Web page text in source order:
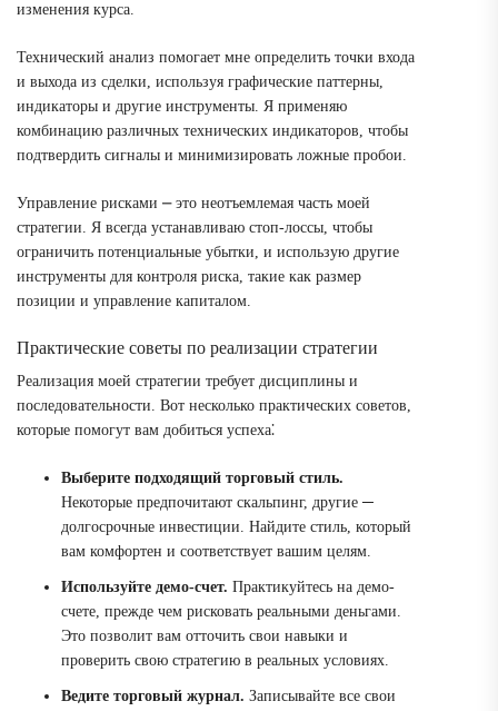
изменения курса.
Технический анализ помогает мне определить точки входа
и выхода из сделки, используя графические паттерны,
индикаторы и другие инструменты. Я применяю
комбинацию различных технических индикаторов, чтобы
подтвердить сигналы и минимизировать ложные пробои.
Управление рисками ⎼ это неотъемлемая часть моей
стратегии. Я всегда устанавливаю стоп-лоссы, чтобы
ограничить потенциальные убытки, и использую другие
инструменты для контроля риска, такие как размер
позиции и управление капиталом.
Практические советы по реализации стратегии
Реализация моей стратегии требует дисциплины и
последовательности. Вот несколько практических советов,
которые помогут вам добиться успеха⁚
Выберите подходящий торговый стиль.
Некоторые предпочитают скальпинг, другие ─
долгосрочные инвестиции. Найдите стиль, который
вам комфортен и соответствует вашим целям.
Используйте демо-счет. Практикуйтесь на демо-
счете, прежде чем рисковать реальными деньгами.
Это позволит вам отточить свои навыки и
проверить свою стратегию в реальных условиях.
Ведите торговый журнал. Записывайте все свои